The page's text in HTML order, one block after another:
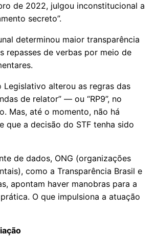
de 2022, julgou inconstitucional a
secreto”.
determinou maior transparência
repasses de verbas por meio de
Legislativo alterou as regras das
de relator” — ou “RP9”, no
Mas, até o momento, não há
que a decisão do STF tenha sido
de dados, ONG (organizações
como a Transparência Brasil e
apontam haver manobras para a
O que impulsiona a atuação